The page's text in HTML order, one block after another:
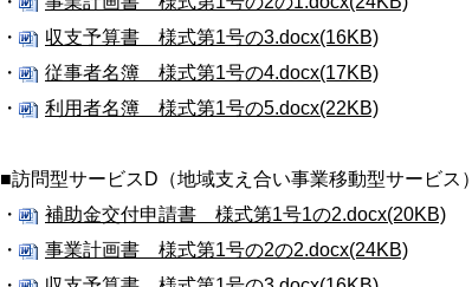
・
収支予算書 様式第1号の3.docx(16KB)
・
従事者名簿 様式第1号の4.docx(17KB)
・
利用者名簿 様式第1号の5.docx(22KB)
■訪問型サービスD（地域支え合い事業移動型サービス）
・
補助金交付申請書 様式第1号1の2.docx(20KB)
・
事業計画書 様式第1号の2の2.docx(24KB)